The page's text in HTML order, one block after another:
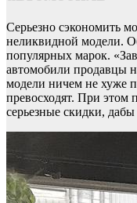
Серьезно сэкономить
неликвидной модели.
популярных марок.
автомобили продавцы
модели ничем не хуже
превосходят. При
серьезные скидки, дабы